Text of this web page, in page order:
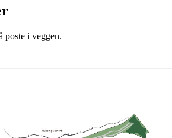
poste i veggen.